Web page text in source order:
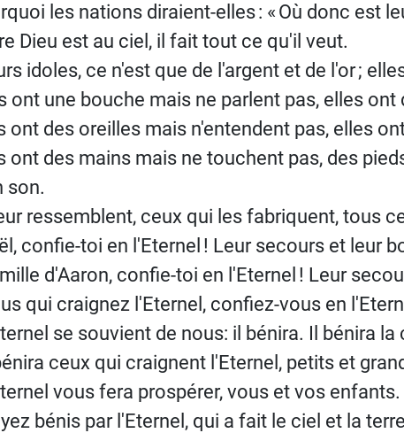
les nations diraient-elles: «Où donc est
Dieu est au ciel, il fait tout ce qu'il veut.
idoles, ce n'est que de l'argent et de l'or;
ont une bouche mais ne parlent pas, elles
ont des oreilles mais n'entendent pas, elles
ont des mains mais ne touchent pas, des
son.
ressemblent, ceux qui les fabriquent, tous
confie-toi en l'Eternel! Leur secours et leur
d'Aaron, confie-toi en l'Eternel! Leur
qui craignez l'Eternel, confiez-vous en
se souvient de nous: il bénira. Il bénira
ceux qui craignent l'Eternel, petits et
vous fera prospérer, vous et vos enfants.
bénis par l'Eternel, qui a fait le ciel et la